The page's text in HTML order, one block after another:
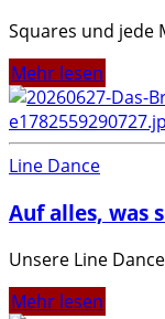
Squares und jede
Mehr lesen
Line Dance
Auf alles, was
Unsere Line
Mehr lesen